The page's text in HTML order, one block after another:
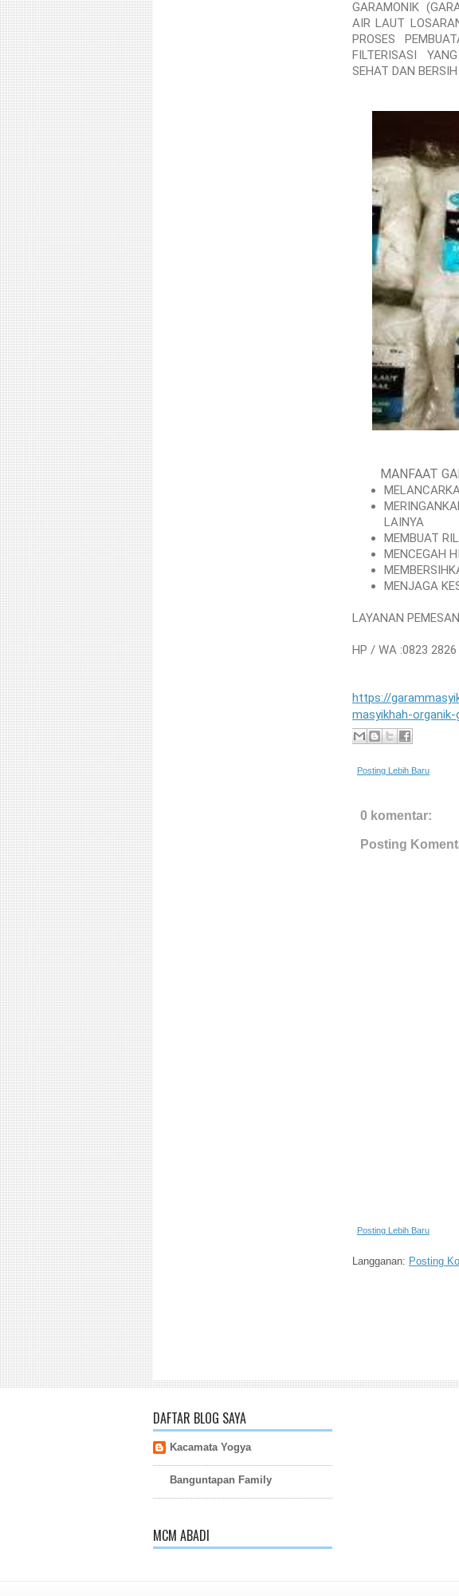
GARAMONIK
AIR LAUT
PROSES
FILTERISASI
SEHAT DAN
MANFAAT
LAINYA
MEMBUAT
MENCEGAH
MENJAGA
LAYANAN
HP / WA :0823
https://
masyikhah-organik-
Posting Lebih Baru
0 komentar:
Posting
Posting Lebih Baru
Langganan: Posting
DAFTAR BLOG SAYA
Kacamata Yogya
Banguntapan Family
MCM ABADI